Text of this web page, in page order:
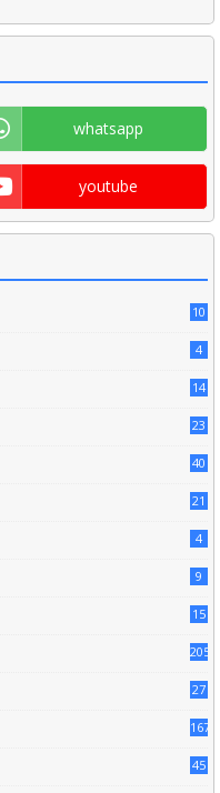
whatsapp
youtube
10
4
14
23
40
21
4
9
15
205
27
167
45